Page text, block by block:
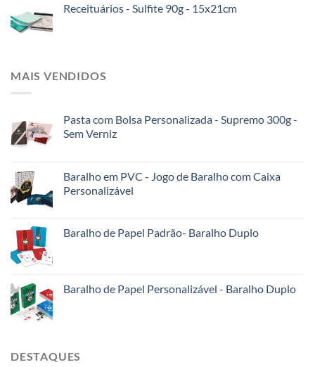
Receituários - Sulfite 90g - 15x21cm
MAIS VENDIDOS
Pasta com Bolsa Personalizada - Supremo 300g -
Sem Verniz
Baralho em PVC - Jogo de Baralho com Caixa
Personalizável
Baralho de Papel Padrão- Baralho Duplo
Baralho de Papel Personalizável - Baralho Duplo
DESTAQUES